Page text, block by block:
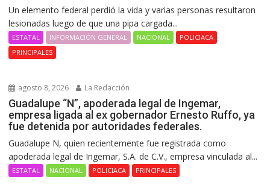
Un elemento federal perdió la vida y varias personas resultaron
lesionadas luego de que una pipa cargada...
ESTATAL INFORMACIÓN GENERAL NACIONAL
POLICIACA
PRINCIPALES
agosto 8, 2026 La Redacción
Guadalupe “N”, apoderada legal de Ingemar,
empresa ligada al ex gobernador Ernesto Ruffo, ya
fue detenida por autoridades federales.
Guadalupe N, quien recientemente fue registrada como
apoderada legal de Ingemar, S.A. de C.V., empresa vinculada al...
ESTATAL NACIONAL POLICIACA PRINCIPALES